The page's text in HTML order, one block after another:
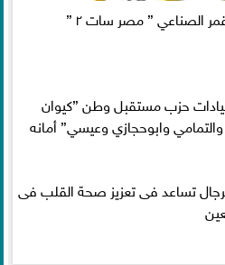
الصناعي ” مصر سات ٢ ”
حزب مستقبل وطن ”كيوان
وابوحجازي وعيسي” أمانه
تساعد فى تعزيز صحة القلب فى